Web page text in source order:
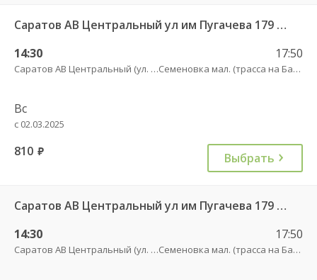
Саратов АВ Центральный ул им Пугачева 179 А — Балашов (Привокзальная площадь 7) 603-1
14:30
Саратов АВ Центральный (ул. им. Пугачева, 179 А)
17:50
Семеновка мал. (трасса на Балашов)
Вс
с 02.03.2025
810 руб. Выбрать
Саратов АВ Центральный ул им Пугачева 179 А — Балашов (Привокзальная площадь 7) 603-1
14:30
Саратов АВ Центральный (ул. им. Пугачева, 179 А)
17:50
Семеновка мал. (трасса на Балашов)